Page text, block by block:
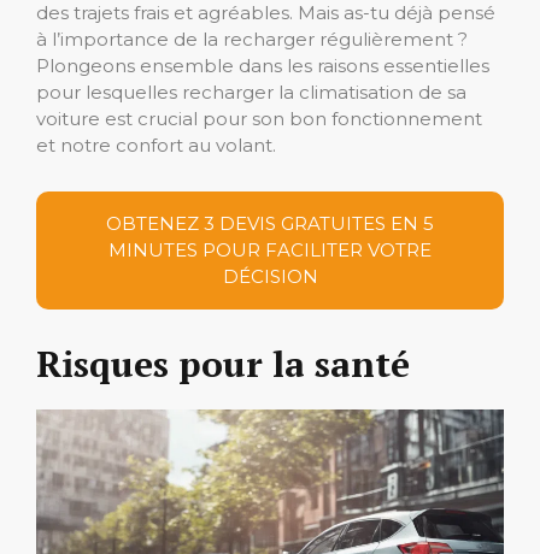
des trajets frais et agréables. Mais as-tu déjà pensé
à l’importance de la recharger régulièrement ?
Plongeons ensemble dans les raisons essentielles
pour lesquelles recharger la climatisation de sa
voiture est crucial pour son bon fonctionnement
et notre confort au volant.
OBTENEZ 3 DEVIS GRATUITES EN 5
MINUTES POUR FACILITER VOTRE
DÉCISION
Risques pour la santé